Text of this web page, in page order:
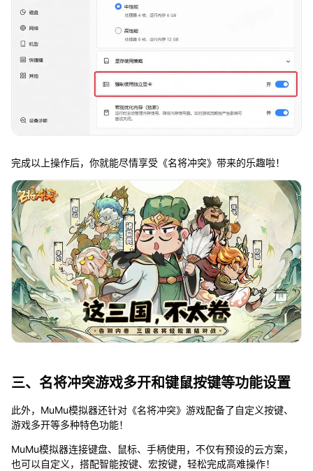
完成以上操作后，你就能尽情享受《名将冲突》带来的乐趣啦！
三、名将冲突游戏多开和键鼠按键等功能设置
此外，MuMu模拟器还针对《名将冲突》游戏配备了自定义按键、
游戏多开等多种特色功能！
MuMu模拟器连接键盘、鼠标、手柄使用，不仅有预设的云方案，
也可以自定义，搭配智能按键、宏按键，轻松完成高难操作！